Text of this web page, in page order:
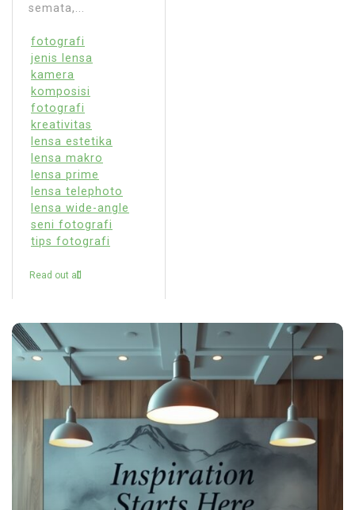
semata,...
fotografi
jenis lensa
kamera
komposisi
fotografi
kreativitas
lensa estetika
lensa makro
lensa prime
lensa telephoto
lensa wide-angle
seni fotografi
tips fotografi
Read out all